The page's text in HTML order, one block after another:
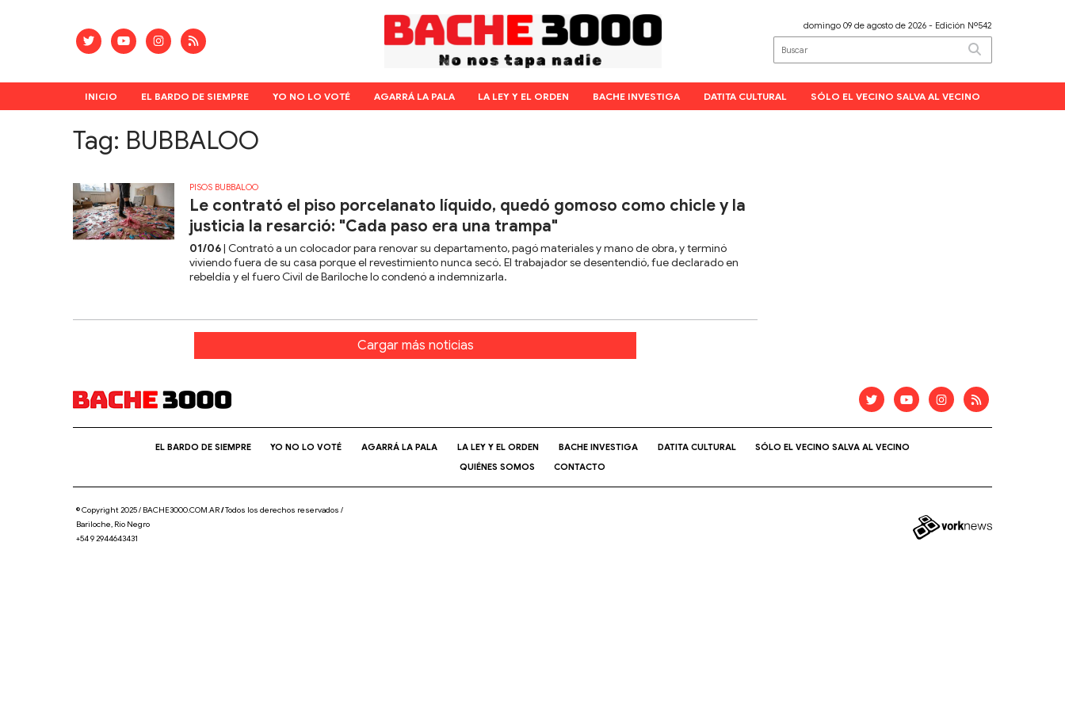
domingo 09 de agosto de 2026 - Edición Nº542
INICIO EL BARDO DE SIEMPRE YO NO LO VOTÉ AGARRÁ LA PALA LA LEY Y EL ORDEN BACHE INVESTIGA DATITA CULTURAL SÓLO EL VECINO SALVA AL VECINO
Tag: BUBBALOO
PISOS BUBBALOO
​​​​​​​Le contrató el piso porcelanato líquido, quedó gomoso como chicle y la
justicia la resarció: "Cada paso era una trampa"
01/06| Contrató a un colocador para renovar su departamento, pagó materiales y mano de obra, y terminó
viviendo fuera de su casa porque el revestimiento nunca secó. El trabajador se desentendió, fue declarado en
rebeldía y el fuero Civil de Bariloche lo condenó a indemnizarla.
Cargar más noticias
EL BARDO DE SIEMPRE YO NO LO VOTÉ AGARRÁ LA PALA LA LEY Y EL ORDEN BACHE INVESTIGA DATITA CULTURAL
SÓLO EL VECINO SALVA AL VECINO
QUIÉNES SOMOS
CONTACTO
© Copyright 2025 / BACHE3000.COM.AR/Todos los derechos reservados /
Bariloche, Río Negro
+54 9 2944643431